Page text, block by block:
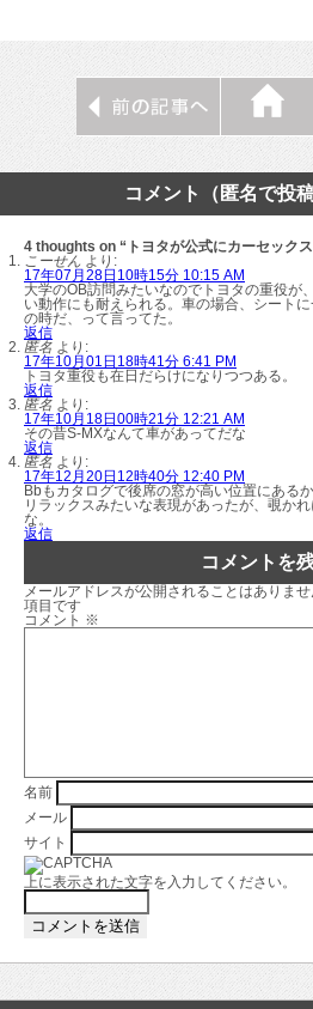
コメント（匿名で投
4 thoughts on “トヨタが公式にカーセック
こーせん より:
17年07月28日10時15分 10:15 AM
大学のOB訪問みたいなのでトヨタの重役が
い動作にも耐えられる。車の場合、シート
の時だ、って言ってた。
返信
匿名 より:
17年10月01日18時41分 6:41 PM
トヨタ重役も在日だらけになりつつある。
返信
匿名 より:
17年10月18日00時21分 12:21 AM
その昔S-MXなんて車があってだな
返信
匿名 より:
17年12月20日12時40分 12:40 PM
Bbもカタログで後席の窓が高い位置にある
リラックスみたいな表現があったが、覗か
な。
返信
コメントを
メールアドレスが公開されることはありませ
項目です
コメント ※
名前
メール
サイト
上に表示された文字を入力してください。